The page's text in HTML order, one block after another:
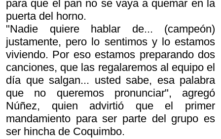
para que el pan no se vaya a quemar en la
puerta del horno.
"Nadie quiere hablar de... (campeón)
justamente, pero lo sentimos y lo estamos
viviendo. Por eso estamos preparando dos
canciones, que las regalaremos al equipo el
día que salgan... usted sabe, esa palabra
que no queremos pronunciar", agregó
Núñez, quien advirtió que el primer
mandamiento para ser parte del grupo es
ser hincha de Coquimbo.